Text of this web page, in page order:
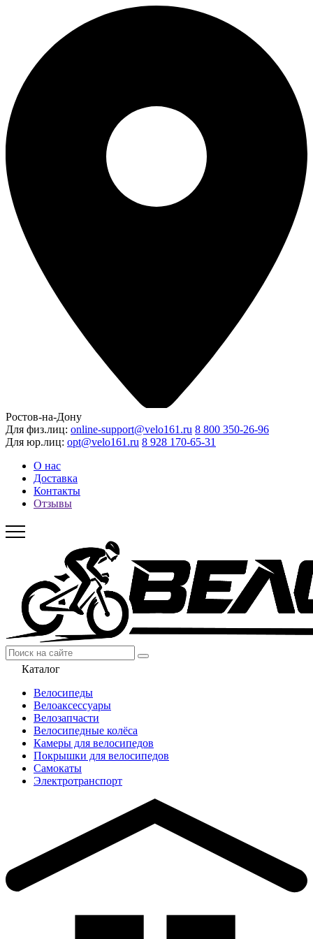
Ростов-на-Дону
Для физ.лиц: online-support@velo161.ru 8 800 350-26-96
Для юр.лиц: opt@velo161.ru 8 928 170-65-31
О нас
Доставка
Контакты
Отзывы
Каталог
Велосипеды
Велоаксессуары
Велозапчасти
Велосипедные колёса
Камеры для велосипедов
Покрышки для велосипедов
Самокаты
Электротранспорт